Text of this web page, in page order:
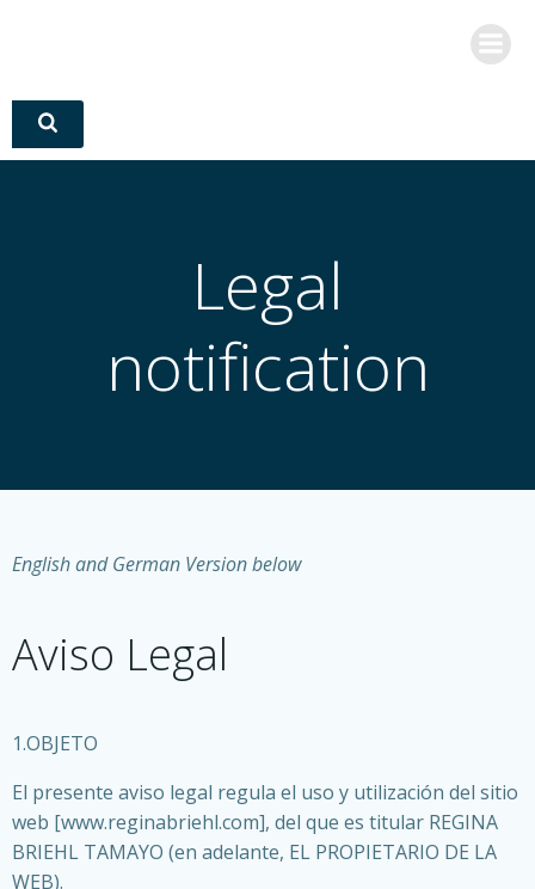
Legal
notification
English and German Version below
Aviso Legal
1.OBJETO
El presente aviso legal regula el uso y utilización del sitio
web [www.reginabriehl.com], del que es titular REGINA
BRIEHL TAMAYO (en adelante, EL PROPIETARIO DE LA
WEB).